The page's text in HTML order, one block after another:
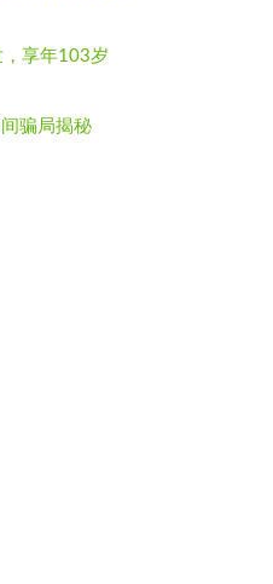
享年103岁
骗局揭秘